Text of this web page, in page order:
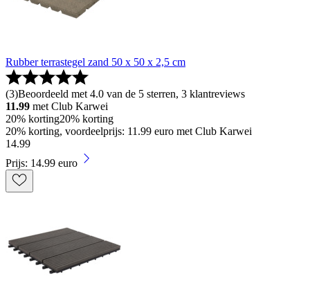
Rubber terrastegel zand 50 x 50 x 2,5 cm
(3)Beoordeeld met 4.0 van de 5 sterren, 3 klantreviews
11.99 met Club Karwei
20% korting20% korting
20% korting, voordeelprijs: 11.99 euro met Club Karwei
14.99
Prijs: 14.99 euro